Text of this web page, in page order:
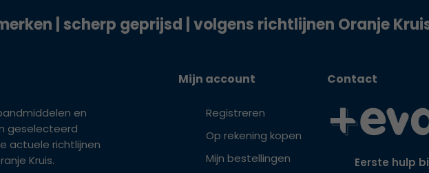
| scherp geprijsd | volgens richtlijnen Oranje
en
geselecteerd
actuele richtlijnen
Kruis.
Mijn account
Registreren
Op rekening kopen
Mijn bestellingen
Contact
Eerste hulp